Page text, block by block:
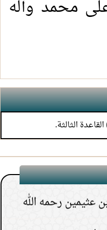
محمد وآله
عثيمين رحمه الله
قبل دفنه.